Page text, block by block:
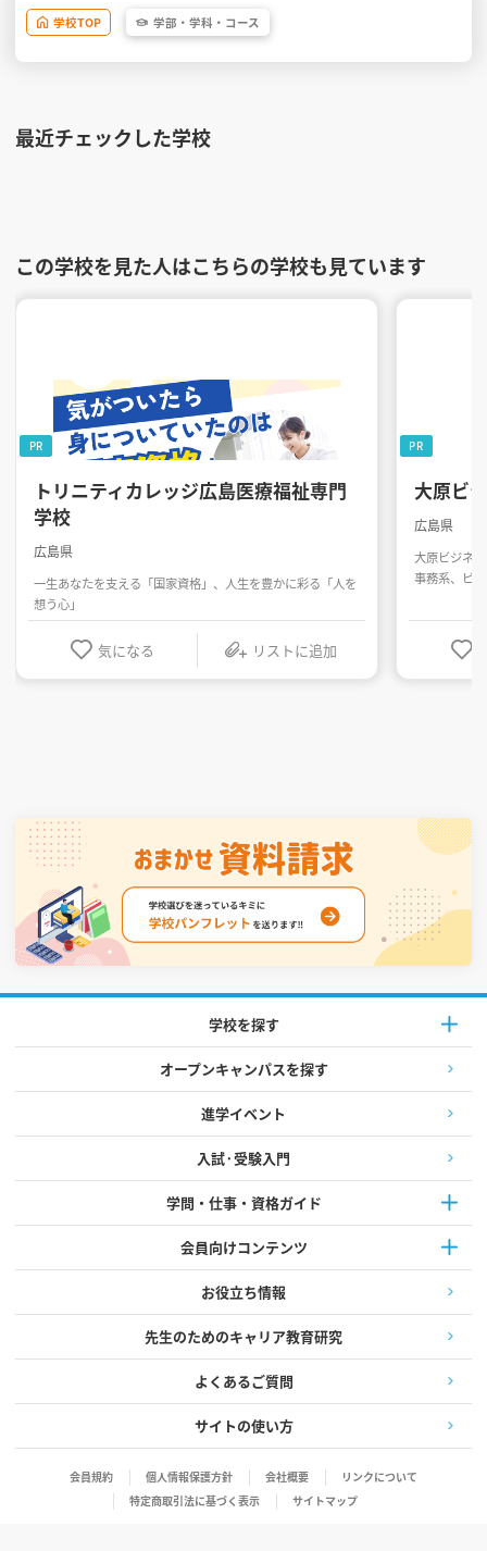
学校TOP 学部・ 学科・ コース
最近チェックした学校
この学校を見た人はこちらの学校も見ています
トリニティカレッジ広島医療福祉専門
学校
広島県
一生あなたを支える「国家資格」、人生を豊かに彩る「人を
想う心」
気になる リストに追加
PR
大原ビ
広島県
大原ビジネ
事務系、ビ
PR
学校を探す
オープンキャンパスを探す
進学イベント
入試·受験入門
学問・仕事・資格ガイド
会員向けコンテンツ
お役立ち情報
先生のためのキャリア教育研究
よくあるご質問
サイトの使い方
会員規約 個人情報保護方針 会社概要
リンクについて
特定商取引法に基づく表示
サイトマップ